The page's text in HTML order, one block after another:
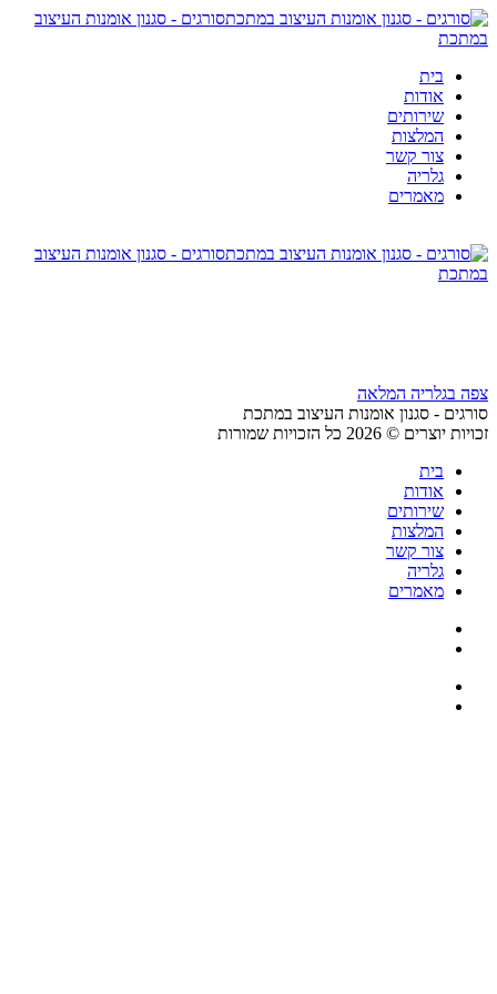
סורגים - סגנון אומנות העיצוב
במתכת
בית
אודות
שירותים
המלצות
צור קשר
גלריה
מאמרים
סורגים - סגנון אומנות העיצוב
במתכת
צפה בגלריה המלאה
סורגים - סגנון אומנות העיצוב במתכת
זכויות יוצרים © 2026 כל הזכויות שמורות
בית
אודות
שירותים
המלצות
צור קשר
גלריה
מאמרים